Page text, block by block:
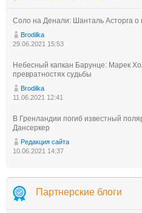
Соло на Денали: Шанталь Асторга о
Brodilka
29.06.2021 15:53
Небесный капкан Барунце: Марек
превратностях судьбы
Brodilka
11.06.2021 12:41
В Гренландии погиб известный
Дансеркер
Редакция сайта
10.06.2021 14:37
Партнерские блоги